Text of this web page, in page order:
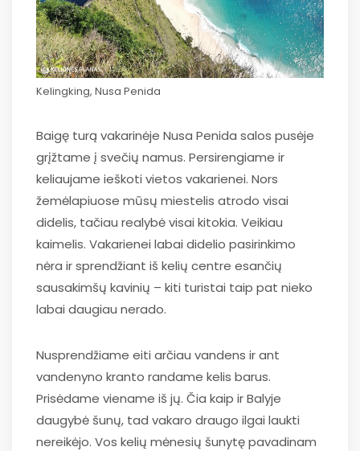
Kelingking, Nusa Penida
Baigę turą vakarinėje Nusa Penida salos pusėje
grįžtame į svečių namus. Persirengiame ir
keliaujame ieškoti vietos vakarienei. Nors
žemėlapiuose mūsų miestelis atrodo visai
didelis, tačiau realybė visai kitokia. Veikiau
kaimelis. Vakarienei labai didelio pasirinkimo
nėra ir sprendžiant iš kelių centre esančių
sausakimšų kavinių – kiti turistai taip pat nieko
labai daugiau nerado.
Nusprendžiame eiti arčiau vandens ir ant
vandenyno kranto randame kelis barus.
Prisėdame viename iš jų. Čia kaip ir Balyje
daugybė šunų, tad vakaro draugo ilgai laukti
nereikėjo. Vos kelių mėnesių šunytę pavadinam